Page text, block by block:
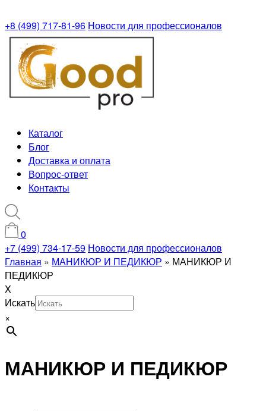
+8 (499) 717-81-96 Новости для профессионалов
Каталог
Блог
Доставка и оплата
Вопрос-ответ
Контакты
0
+7 (499) 734-17-59 Новости для профессионалов
Главная » МАНИКЮР И ПЕДИКЮР » МАНИКЮР И
ПЕДИКЮР
X
Искать
×
МАНИКЮР И ПЕДИКЮР